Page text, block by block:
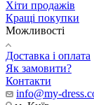
Хіти продажів
Кращі покупки
Можливості
Доставка і оплата
Як замовити?
Контакти
info@my-